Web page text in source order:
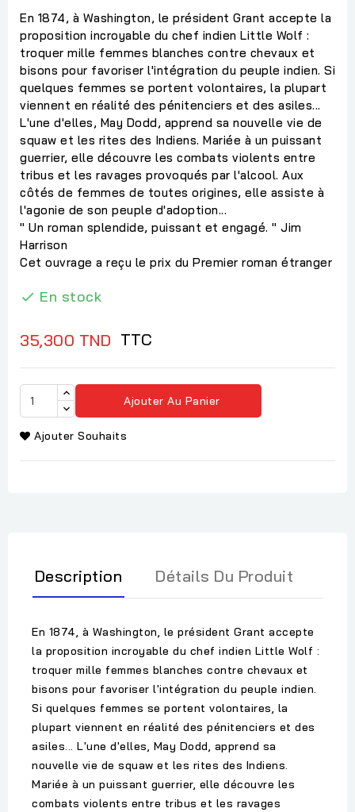
En 1874, à Washington, le président Grant accepte la
proposition incroyable du chef indien Little Wolf :
troquer mille femmes blanches contre chevaux et
bisons pour favoriser l'intégration du peuple indien. Si
quelques femmes se portent volontaires, la plupart
viennent en réalité des pénitenciers et des asiles...
L'une d'elles, May Dodd, apprend sa nouvelle vie de
squaw et les rites des Indiens. Mariée à un puissant
guerrier, elle découvre les combats violents entre
tribus et les ravages provoqués par l'alcool. Aux
côtés de femmes de toutes origines, elle assiste à
l'agonie de son peuple d'adoption...
" Un roman splendide, puissant et engagé. " Jim
Harrison
Cet ouvrage a reçu le prix du Premier roman étranger
 En stock
35,300 TND TTC
Ajouter Au Panier
Ajouter Souhaits
Description Détails Du Produit
En 1874, à Washington, le président Grant accepte
la proposition incroyable du chef indien Little Wolf :
troquer mille femmes blanches contre chevaux et
bisons pour favoriser l'intégration du peuple indien.
Si quelques femmes se portent volontaires, la
plupart viennent en réalité des pénitenciers et des
asiles... L'une d'elles, May Dodd, apprend sa
nouvelle vie de squaw et les rites des Indiens.
Mariée à un puissant guerrier, elle découvre les
combats violents entre tribus et les ravages